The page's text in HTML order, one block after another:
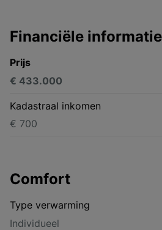
Financiële informatie
Prijs
€ 433.000
Kadastraal inkomen
€ 700
Comfort
Type verwarming
Individueel